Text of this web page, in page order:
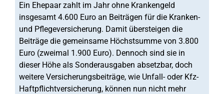
Ein Ehepaar zahlt im Jahr ohne Krankengeld
insgesamt 4.600 Euro an Beiträgen für die Kranken-
und Pflegeversicherung. Damit übersteigen die
Beiträge die gemeinsame Höchstsumme von 3.800
Euro (zweimal 1.900 Euro). Dennoch sind sie in
dieser Höhe als Sonderausgaben absetzbar, doch
weitere Versicherungsbeiträge, wie Unfall- oder Kfz-
Haftpflichtversicherung, können nun nicht mehr